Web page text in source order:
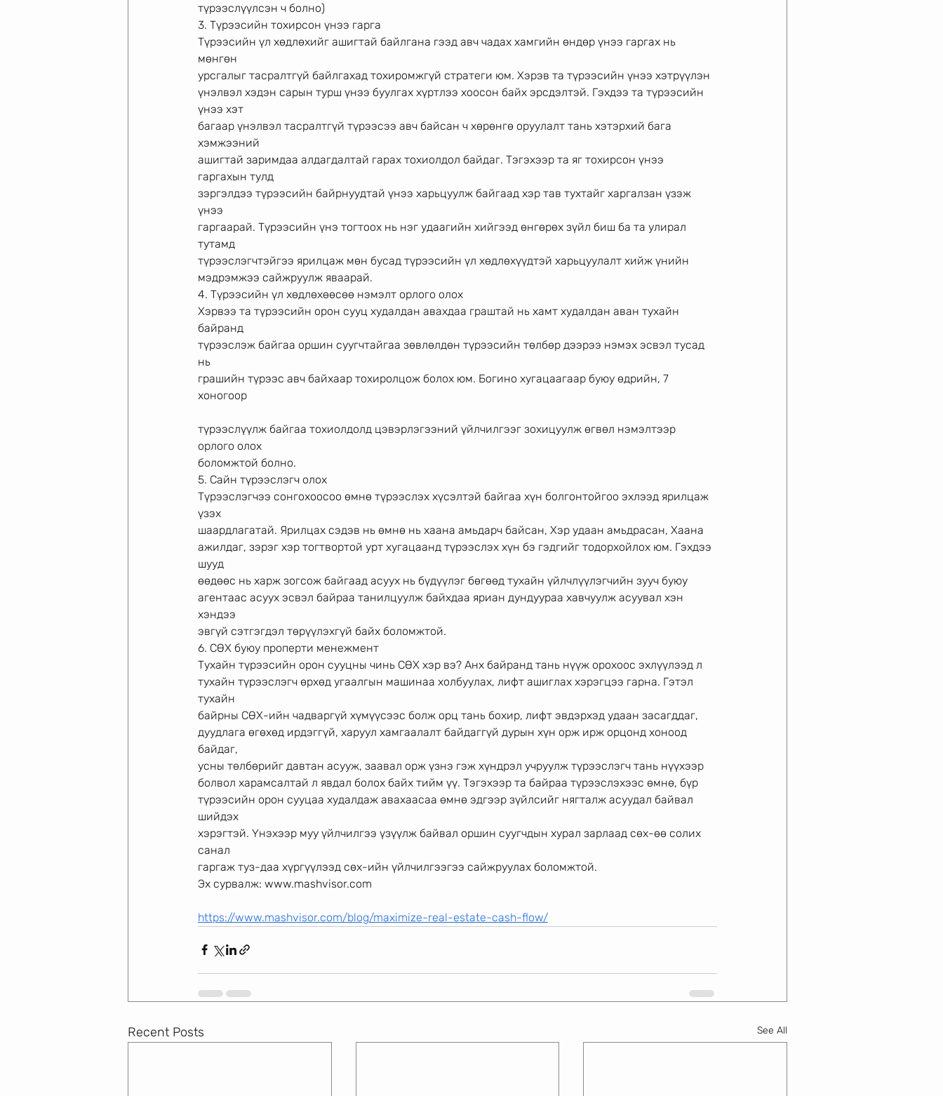
түрээслүүлсэн ч болно)
3. Түрээсийн тохирсон үнээ гарга
Түрээсийн үл хөдлөхийг ашигтай байлгана гээд авч чадах хамгийн өндөр үнээ гаргах нь
мөнгөн
урсгалыг тасралтгүй байлгахад тохиромжгүй стратеги юм. Хэрэв та түрээсийн үнээ хэтрүүлэн
үнэлвэл хэдэн сарын турш үнээ буулгах хүртлээ хоосон байх эрсдэлтэй. Гэхдээ та түрээсийн
үнээ хэт
багаар үнэлвэл тасралтгүй түрээсээ авч байсан ч хөрөнгө оруулалт тань хэтэрхий бага
хэмжээний
ашигтай заримдаа алдагдалтай гарах тохиолдол байдаг. Тэгэхээр та яг тохирсон үнээ
гаргахын тулд
зэргэлдээ түрээсийн байрнуудтай үнээ харьцуулж байгаад хэр тав тухтайг харгалзан үзэж
үнээ
гаргаарай. Түрээсийн үнэ тогтоох нь нэг удаагийн хийгээд өнгөрөх зүйл биш ба та улирал
тутамд
түрээслэгчтэйгээ ярилцаж мөн бусад түрээсийн үл хөдлөхүүдтэй харьцуулалт хийж үнийн
мэдрэмжээ сайжруулж яваарай.
4. Түрээсийн үл хөдлөхөөсөө нэмэлт орлого олох
Хэрвээ та түрээсийн орон сууц худалдан авахдаа граштай нь хамт худалдан аван тухайн
байранд
түрээслэж байгаа оршин суугчтайгаа зөвлөлдөн түрээсийн төлбөр дээрээ нэмэх эсвэл тусад
нь
грашийн түрээс авч байхаар тохиролцож болох юм. Богино хугацаагаар буюу өдрийн, 7
хоногоор
түрээслүүлж байгаа тохиолдолд цэвэрлэгээний үйлчилгээг зохицуулж өгвөл нэмэлтээр
орлого олох
боломжтой болно.
5. Сайн түрээслэгч олох
Түрээслэгчээ сонгохоосоо өмнө түрээслэх хүсэлтэй байгаа хүн болгонтойгоо эхлээд ярилцаж
үзэх
шаардлагатай. Ярилцах сэдэв нь өмнө нь хаана амьдарч байсан, Хэр удаан амьдрасан, Хаана
ажилдаг, зэрэг хэр тогтвортой урт хугацаанд түрээслэх хүн бэ гэдгийг тодорхойлох юм. Гэхдээ
шууд
өөдөөс нь харж зогсож байгаад асуух нь бүдүүлэг бөгөөд тухайн үйлчлүүлэгчийн зууч буюу
агентаас асуух эсвэл байраа танилцуулж байхдаа яриан дундуураа хавчуулж асуувал хэн
хэндээ
эвгүй сэтгэгдэл төрүүлэхгүй байх боломжтой.
6. СӨХ буюу проперти менежмент
Тухайн түрээсийн орон сууцны чинь СӨХ хэр вэ? Анх байранд тань нүүж орохоос эхлүүлээд л
тухайн түрээслэгч өрхөд угаалгын машинаа холбуулах, лифт ашиглах хэрэгцээ гарна. Гэтэл
тухайн
байрны СӨХ-ийн чадваргүй хүмүүсээс болж орц тань бохир, лифт эвдэрхэд удаан засагддаг,
дуудлага өгөхөд ирдэггүй, харуул хамгаалалт байдаггүй дурын хүн орж ирж орцонд хоноод
байдаг,
усны төлбөрийг давтан асууж, заавал орж үзнэ гэж хүндрэл учруулж түрээслэгч тань нүүхээр
болвол харамсалтай л явдал болох байх тийм үү. Тэгэхээр та байраа түрээслэхээс өмнө, бүр
түрээсийн орон сууцаа худалдаж авахаасаа өмнө эдгээр зүйлсийг нягталж асуудал байвал
шийдэх
хэрэгтэй. Үнэхээр муу үйлчилгээ үзүүлж байвал оршин суугчдын хурал зарлаад сөх-өө солих
санал
гаргаж туз-даа хүргүүлээд сөх-ийн үйлчилгээгээ сайжруулах боломжтой.
Эх сурвалж: www.mashvisor.com
https://www.mashvisor.com/blog/maximize-real-estate-cash-flow/
Recent Posts See All